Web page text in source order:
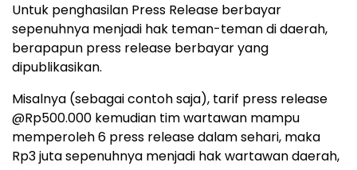
Untuk penghasilan Press Release berbayar
sepenuhnya menjadi hak teman-teman di daerah,
berapapun press release berbayar yang
dipublikasikan.
Misalnya (sebagai contoh saja), tarif press release
@Rp500.000 kemudian tim wartawan mampu
memperoleh 6 press release dalam sehari, maka
Rp3 juta sepenuhnya menjadi hak wartawan daerah,